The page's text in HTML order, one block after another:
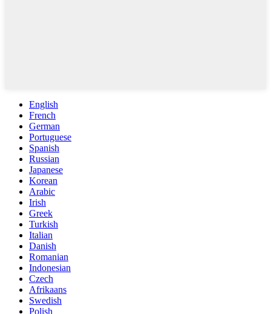
English
French
German
Portuguese
Spanish
Russian
Japanese
Korean
Arabic
Irish
Greek
Turkish
Italian
Danish
Romanian
Indonesian
Czech
Afrikaans
Swedish
Polish